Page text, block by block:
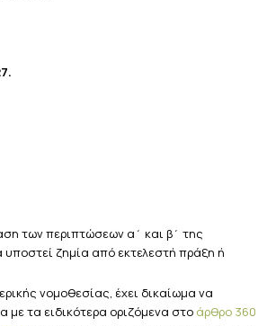
.
των περιπτώσεων α΄ και β΄ της
υποστεί ζημία από εκτελεστή πράξη ή
νομοθεσίας, έχει δικαίωμα να
τα ειδικότερα οριζόμενα στο άρθρο 360